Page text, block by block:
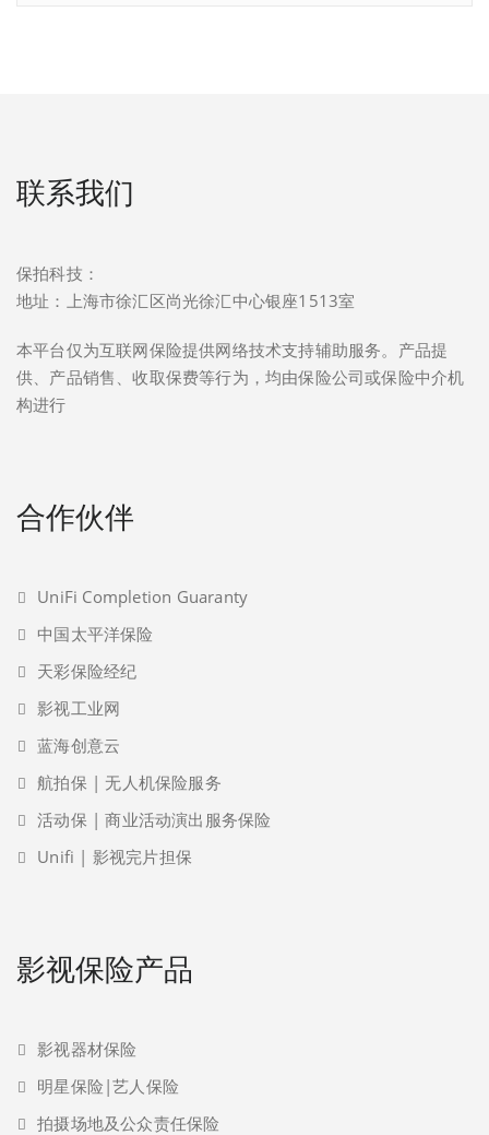
联系我们
保拍科技：
地址：上海市徐汇区尚光徐汇中心银座1513室
本平台仅为互联网保险提供网络技术支持辅助服务。产品提
供、产品销售、收取保费等行为，均由保险公司或保险中介机
构进行
合作伙伴
UniFi Completion Guaranty
中国太平洋保险
天彩保险经纪
影视工业网
蓝海创意云
航拍保 | 无人机保险服务
活动保 | 商业活动演出服务保险
Unifi | 影视完片担保
影视保险产品
影视器材保险
明星保险|艺人保险
拍摄场地及公众责任保险